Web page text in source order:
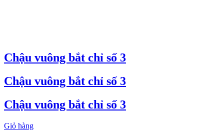
Chậu vuông bắt chỉ số 3
Chậu vuông bắt chỉ số 3
Chậu vuông bắt chỉ số 3
Giỏ hàng